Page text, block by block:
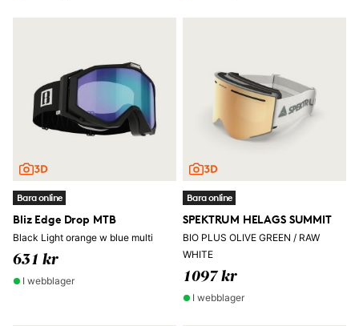
Bara online
Bliz Edge Drop MTB
Black Light orange w blue multi
631 kr
I webblager
Bara online
SPEKTRUM HELAGS SUMMIT
BIO PLUS OLIVE GREEN / RAW
WHITE
1097 kr
I webblager